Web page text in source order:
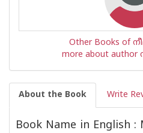
Other Books of
more about
About the Book Write
Book Name in English :